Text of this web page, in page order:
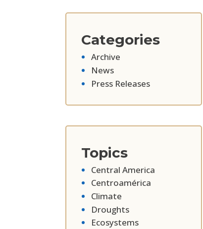
Categories
Archive
News
Press Releases
Topics
Central America
Centroamérica
Climate
Droughts
Ecosystems